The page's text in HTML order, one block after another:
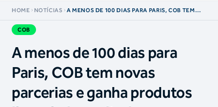
HOME NOTÍCIAS
A MENOS DE 100 DIAS PARA PARIS, COB TEM
COB
A menos de 100 dias para
Paris, COB tem novas
parcerias e ganha produtos